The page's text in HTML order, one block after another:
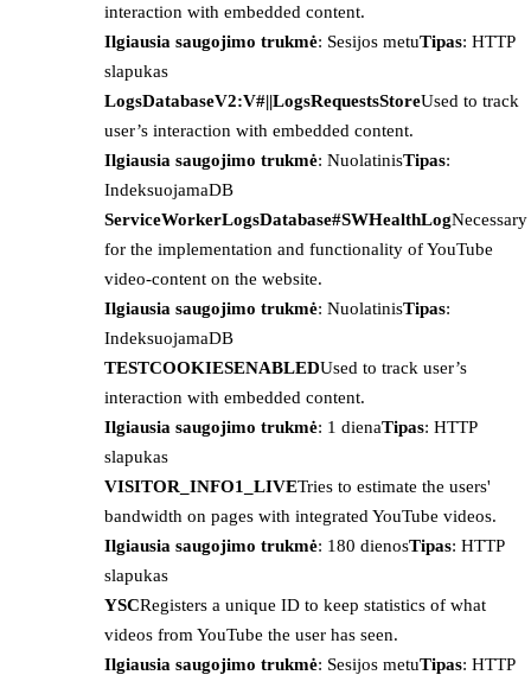
interaction with embedded content.
Ilgiausia saugojimo trukmė: Sesijos metuTipas: HTTP
slapukas
LogsDatabaseV2:V#||LogsRequestsStoreUsed to track
user’s interaction with embedded content.
Ilgiausia saugojimo trukmė: NuolatinisTipas:
IndeksuojamaDB
ServiceWorkerLogsDatabase#SWHealthLogNecessary
for the implementation and functionality of YouTube
video-content on the website.
Ilgiausia saugojimo trukmė: NuolatinisTipas:
IndeksuojamaDB
TESTCOOKIESENABLEDUsed to track user’s
interaction with embedded content.
Ilgiausia saugojimo trukmė: 1 dienaTipas: HTTP
slapukas
VISITOR_INFO1_LIVETries to estimate the users'
bandwidth on pages with integrated YouTube videos.
Ilgiausia saugojimo trukmė: 180 dienosTipas: HTTP
slapukas
YSCRegisters a unique ID to keep statistics of what
videos from YouTube the user has seen.
Ilgiausia saugojimo trukmė: Sesijos metuTipas: HTTP